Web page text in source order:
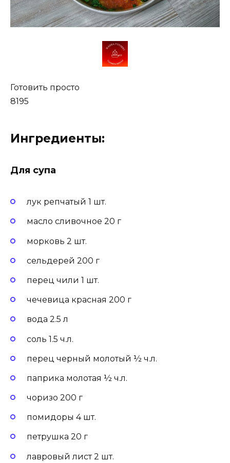
Готовить просто
8195
Ингредиенты:
Для супа
лук репчатый 1 шт.
масло сливочное 20 г
морковь 2 шт.
сельдерей 200 г
перец чили 1 шт.
чечевица красная 200 г
вода 2.5 л
соль 1.5 ч.л.
перец черный молотый ½ ч.л.
паприка молотая ½ ч.л.
чоризо 200 г
помидоры 4 шт.
петрушка 20 г
лавровый лист 2 шт.